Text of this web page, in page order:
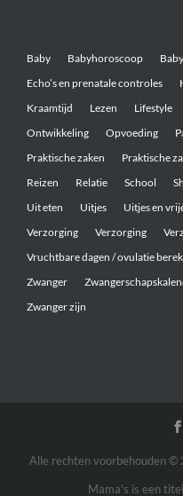
Baby Babyhoroscoop
Echo’s en prenatale controles
Kraamtijd
Lezen Lifestyle
Ontwikkeling
Opvoeding
Praktische zaken
Praktische
Reizen
Relatie School
Uit eten
Uitjes Uitjes en
Verzorging
Verzorging
Vruchtbare dagen / ovulatie
Zwanger
Zwanger zijn
Alle rechten voorbehouden ©
Mama's is een